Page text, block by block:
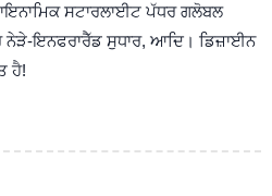
ਸਟਾਰਲਾਈਟ ਪੱਧਰ ਗਲੋਬਲ
ਇਨਫਰਾਰੈੱਡ ਸੁਧਾਰ, ਆਦਿ। ਡਿਜ਼ਾਈਨ
ਹੈ!